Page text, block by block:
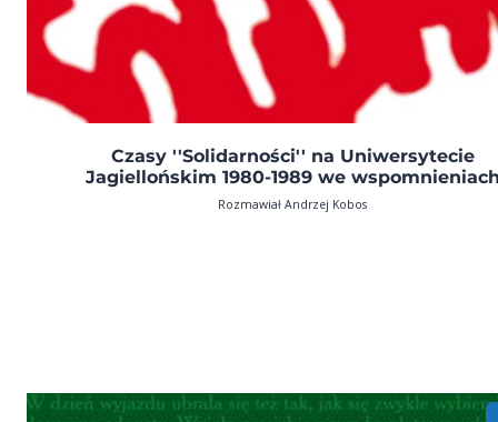
Czasy ''Solidarności'' na Uniwersytecie
Jagiellońskim 1980-1989 we
Rozmawiał Andrzej Kobos